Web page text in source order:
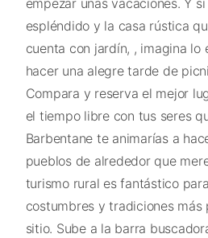
empezar unas vacaciones. Y
espléndido y la casa rústica
cuenta con jardín, , imagina lo
hacer una alegre tarde de
Compara y reserva el mejor
el tiempo libre con tus seres
Barbentane te animarías a
pueblos de alrededor que
turismo rural es fantástico
costumbres y tradiciones
sitio. Sube a la barra